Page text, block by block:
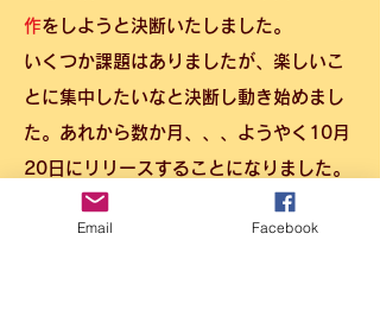
作をしようと決断いたしました。
いくつか課題はありましたが、楽しいこ
とに集中したいなと決断し動き始めまし
た。あれから数か月、、、ようやく10月
20日にリリースすることになりました。
CD制作にあたっては、HUITS LLC.の
Email Facebook